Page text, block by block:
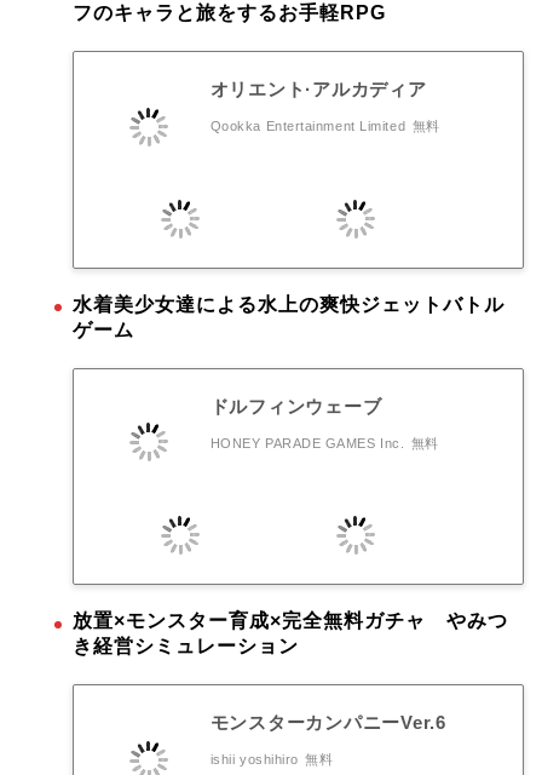
フのキャラと旅をするお手軽RPG
オリエント·アルカディア
Qookka Entertainment Limited 無料
水着美少女達による水上の爽快ジェットバトル
ゲーム
ドルフィンウェーブ
HONEY PARADE GAMES Inc. 無料
放置×モンスター育成×完全無料ガチャ やみつ
き経営シミュレーション
モンスターカンパニーVer.6
ishii yoshihiro 無料